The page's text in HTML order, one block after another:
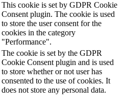
This cookie is set by GDPR Cookie
Consent plugin. The cookie is used
to store the user consent for the
cookies in the category
"Performance".
The cookie is set by the GDPR
Cookie Consent plugin and is used
to store whether or not user has
consented to the use of cookies. It
does not store any personal data.